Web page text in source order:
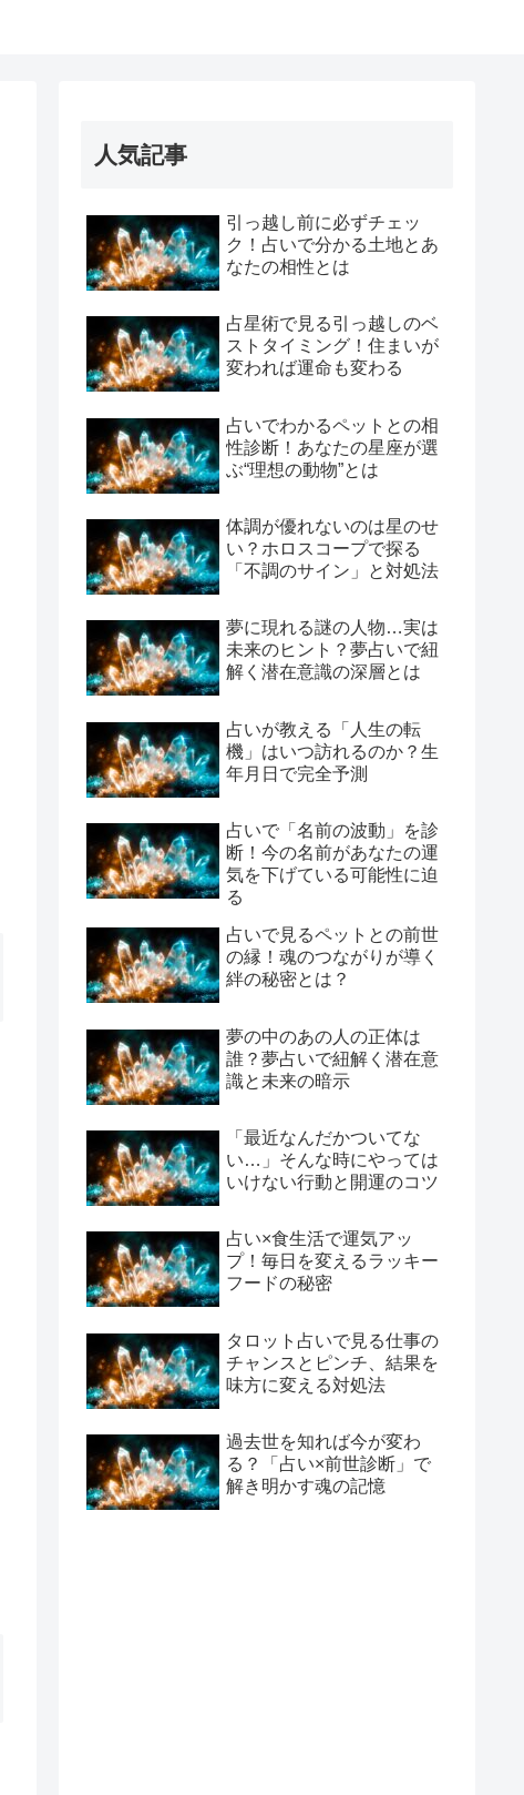
人気記事
引っ越し前に必ずチェッ
ク！占いで分かる土地とあ
なたの相性とは
占星術で見る引っ越しのベ
ストタイミング！住まいが
変われば運命も変わる
占いでわかるペットとの相
性診断！あなたの星座が選
ぶ“理想の動物”とは
体調が優れないのは星のせ
い？ホロスコープで探る
「不調のサイン」と対処法
夢に現れる謎の人物…実は
未来のヒント？夢占いで紐
解く潜在意識の深層とは
占いが教える「人生の転
機」はいつ訪れるのか？生
年月日で完全予測
占いで「名前の波動」を診
断！今の名前があなたの運
気を下げている可能性に迫
る
占いで見るペットとの前世
の縁！魂のつながりが導く
絆の秘密とは？
夢の中のあの人の正体は
誰？夢占いで紐解く潜在意
識と未来の暗示
「最近なんだかついてな
い…」そんな時にやっては
いけない行動と開運のコツ
占い×食生活で運気アッ
プ！毎日を変えるラッキー
フードの秘密
タロット占いで見る仕事の
チャンスとピンチ、結果を
味方に変える対処法
過去世を知れば今が変わ
る？「占い×前世診断」で
解き明かす魂の記憶